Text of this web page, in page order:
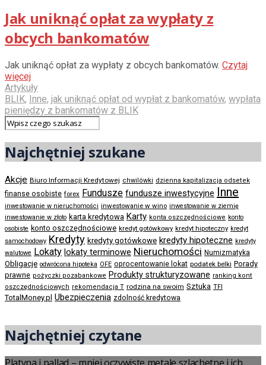
Jak uniknąć opłat za wypłaty z
obcych bankomatów
Jak uniknąć opłat za wypłaty z obcych bankomatów. Czytaj
więcej
Artykuły
BLIK, Inne, jak uniknąć opłat od wypłat z bankomatów, wypłata
pieniędzy z bankomatów z BLIK
Najchętniej szukane
Akcje Biuro Informacji Kredytowej chwilówki dzienna kapitalizacja odsetek
finanse osobiste forex Fundusze fundusze inwestycyjne Inne
inwestowanie w nieruchomości inwestowanie w wino inwestowanie w ziemię
inwestowanie w złoto karta kredytowa Karty konta oszczędnościowe konto
osobiste konto oszczędnościowe kredyt gotówkowy kredyt hipoteczny kredyt
samochodowy Kredyty kredyty gotówkowe kredyty hipoteczne kredyty
walutowe Lokaty lokaty terminowe Nieruchomości Numizmatyka
Obligacje odwrócona hipoteka OFE oprocentowanie lokat podatek belki Porady
prawne pożyczki pozabankowe Produkty strukturyzowane ranking kont
oszczędnościowych rekomendacja T rodzina na swoim Sztuka TFI
TotalMoney.pl Ubezpieczenia zdolność kredytowa
Najchętniej czytane